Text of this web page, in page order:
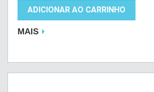
ADICIONAR AO CARRINHO
MAIS